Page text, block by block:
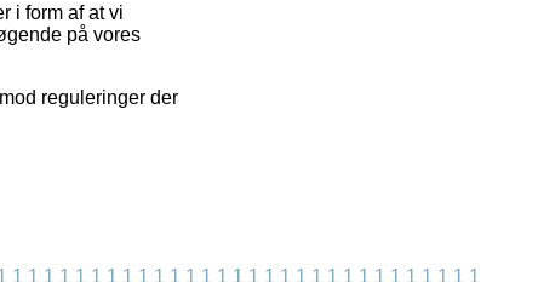
i form af at vi
på vores
reguleringer der
1 1 1 1 1 1 1 1 1 1 1 1 1 1 1 1 1 1 1 1 1 1 1 1 1 1 1 1 1 1